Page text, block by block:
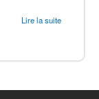
Lire la suite